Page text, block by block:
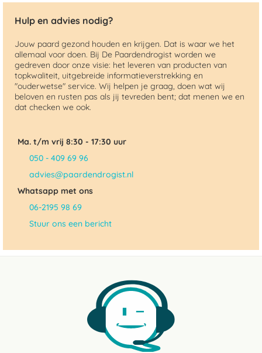
Hulp en advies nodig?
Jouw paard gezond houden en krijgen. Dat is waar we het
allemaal voor doen. Bij De Paardendrogist worden we
gedreven door onze visie: het leveren van producten van
topkwaliteit, uitgebreide informatieverstrekking en
"ouderwetse" service. Wij helpen je graag, doen wat wij
beloven en rusten pas als jij tevreden bent; dat menen we en
dat checken we ook.
Ma. t/m vrij 8:30 - 17:30 uur
050 - 409 69 96
advies@paardendrogist.nl
Whatsapp met ons
06-2195 98 69
Stuur ons een bericht